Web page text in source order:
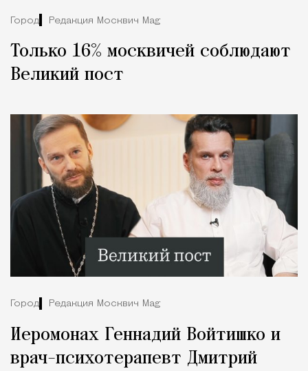
Город Редакция Москвич Mag
Только 16% москвичей соблюдают
Великий пост
Город Редакция Москвич Mag
Иеромонах Геннадий Войтишко и
врач-психотерапевт Дмитрий